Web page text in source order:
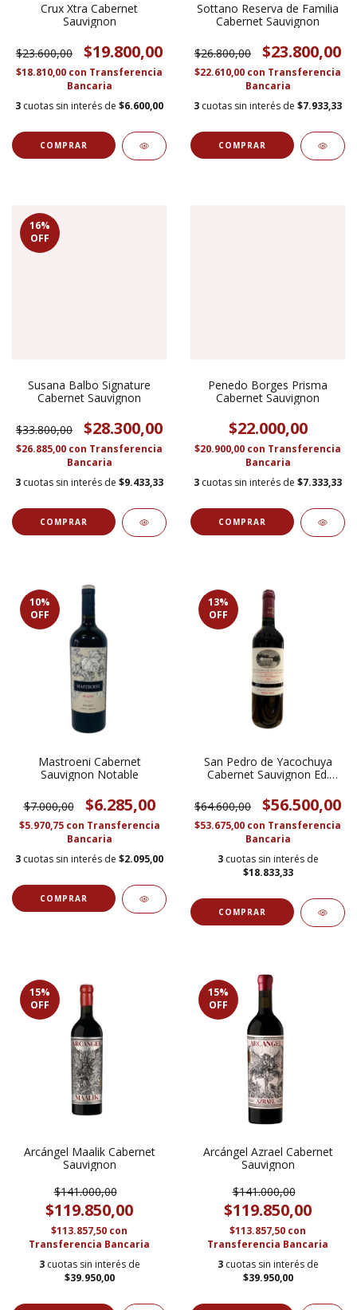
Crux Xtra Cabernet
Sauvignon
$23.600,00 $19.800,00
$18.810,00 con Transferencia
Bancaria
3 cuotas sin interés de $6.600,00
Sottano Reserva de Familia
Cabernet Sauvignon
$26.800,00 $23.800,00
$22.610,00 con Transferencia
Bancaria
3 cuotas sin interés de $7.933,33
16%
OFF
Susana Balbo Signature
Cabernet Sauvignon
$33.800,00 $28.300,00
$26.885,00 con Transferencia
Bancaria
3 cuotas sin interés de $9.433,33
Penedo Borges Prisma
Cabernet Sauvignon
$22.000,00
$20.900,00 con Transferencia
Bancaria
3 cuotas sin interés de $7.333,33
10%
OFF
Mastroeni Cabernet
Sauvignon Notable
$7.000,00 $6.285,00
$5.970,75 con Transferencia
Bancaria
3 cuotas sin interés de $2.095,00
13%
OFF
San Pedro de Yacochuya
Cabernet Sauvignon Ed.
$64.600,00
$56.500,00
$53.675,00 con Transferencia
Bancaria
3 cuotas sin interés de
$18.833,33
15%
OFF
Arcángel Maalik Cabernet
Sauvignon
$141.000,00
$119.850,00
$113.857,50 con
Transferencia Bancaria
3 cuotas sin interés de
$39.950,00
15%
OFF
Arcángel Azrael Cabernet
Sauvignon
$141.000,00
$119.850,00
$113.857,50 con
Transferencia Bancaria
3 cuotas sin interés de
$39.950,00